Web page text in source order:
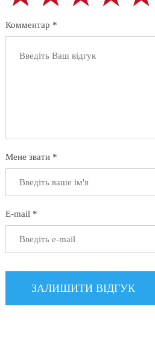
Комментар *
Мене звати *
E-mail *